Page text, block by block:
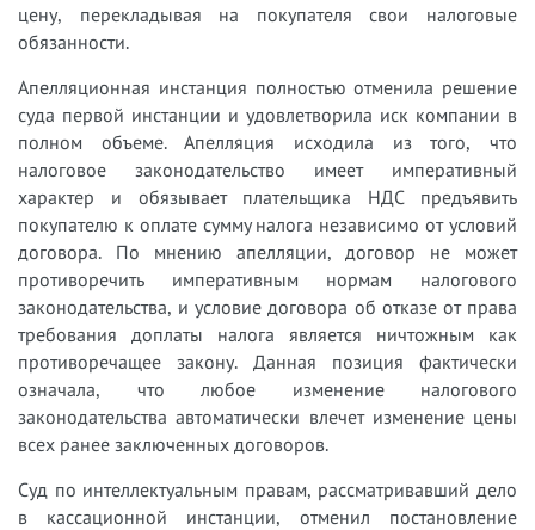
цену, перекладывая на покупателя свои налоговые
обязанности.
Апелляционная инстанция полностью отменила решение
суда первой инстанции и удовлетворила иск компании в
полном объеме. Апелляция исходила из того, что
налоговое законодательство имеет императивный
характер и обязывает плательщика НДС предъявить
покупателю к оплате сумму налога независимо от условий
договора. По мнению апелляции, договор не может
противоречить императивным нормам налогового
законодательства, и условие договора об отказе от права
требования доплаты налога является ничтожным как
противоречащее закону. Данная позиция фактически
означала, что любое изменение налогового
законодательства автоматически влечет изменение цены
всех ранее заключенных договоров.
Суд по интеллектуальным правам, рассматривавший дело
в кассационной инстанции, отменил постановление